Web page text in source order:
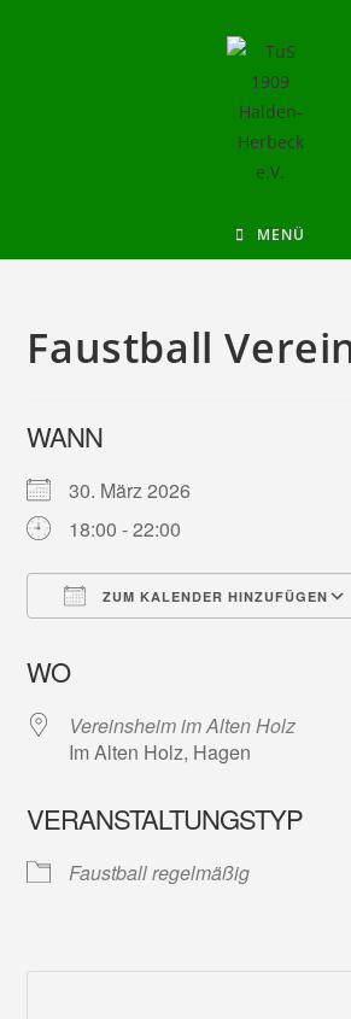
MENÜ
Faustball
WANN
30. März 2026
18:00 - 22:00
ZUM KALENDER HINZUFÜGEN
WO
Vereinsheim im Alten Holz
Im Alten Holz, Hagen
VERANSTALTUNGSTYP
Faustball regelmäßig